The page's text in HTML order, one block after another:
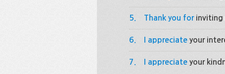
5. Thank you forinviting
6. I appreciate your
7. I appreciate your